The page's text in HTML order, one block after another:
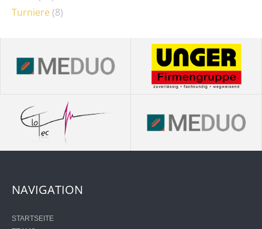
Turniere (8)
NAVIGATION
STARTSEITE